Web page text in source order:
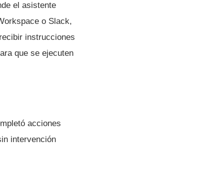
el asistente
o Slack,
instrucciones
que se ejecuten
acciones
intervención